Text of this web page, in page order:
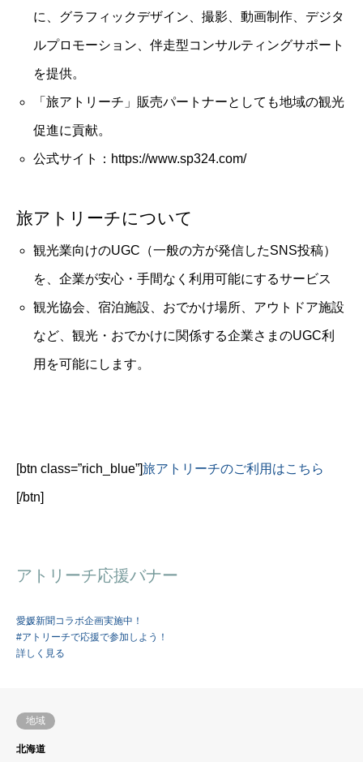
に、グラフィックデザイン、撮影、動画制作、デジタ
ルプロモーション、伴走型コンサルティングサポート
を提供。
「旅アトリーチ」販売パートナーとしても地域の観光
促進に貢献。
公式サイト：https://www.sp324.com/
旅アトリーチについて
観光業向けのUGC（一般の方が発信したSNS投稿）
を、企業が安心・手間なく利用可能にするサービス
観光協会、宿泊施設、おでかけ場所、アウトドア施設
など、観光・おでかけに関係する企業さまのUGC利
用を可能にします。
[btn class=”rich_blue”]旅アトリーチのご利用はこちら
[/btn]
アトリーチ応援バナー
愛媛新聞コラボ企画実施中！
#アトリーチで応援で参加しよう！
詳しく見る
地域
北海道